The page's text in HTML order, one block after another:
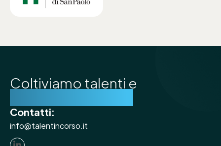
Coltiviamo talenti e
Contatti:
info@talentincorso.it